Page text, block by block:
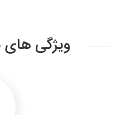
ویژگی